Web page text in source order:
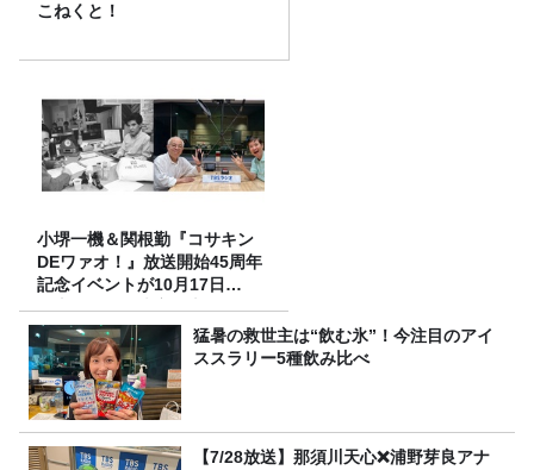
こねくと！
小堺一機＆関根勤『コサキン
DEワァオ！』放送開始45周年
記念イベントが10月17日
（土）に開催決定！本日より
FC先行受付スタート！猛暑の救世主は“飲む氷”！今注目のアイ
ススラリー5種飲み比べ
【7/28放送】那須川天心❌浦野芽良アナ